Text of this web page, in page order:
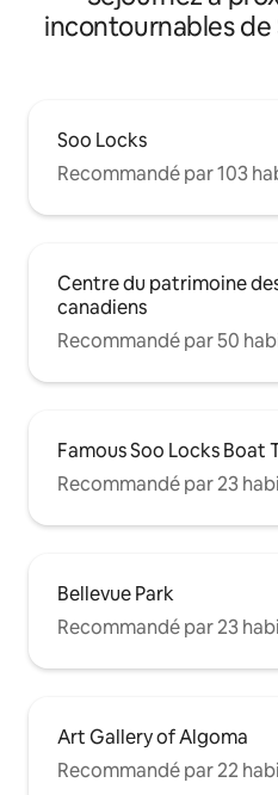
incontournables de
Soo Locks
Recommandé par 103
Centre du patrimoine
canadiens
Recommandé par 50
Famous Soo Locks Boat
Recommandé par 23
Bellevue Park
Recommandé par 23
Art Gallery of Algoma
Recommandé par 22